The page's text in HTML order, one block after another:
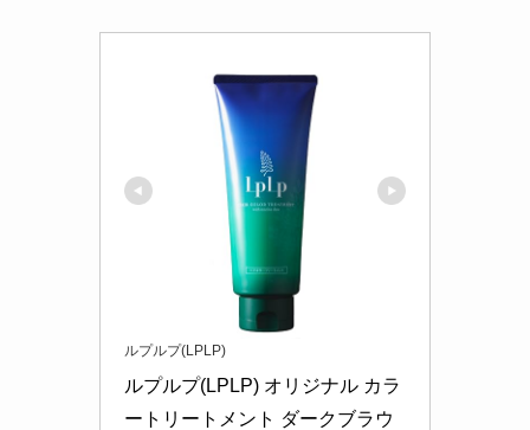
ルプルプ(LPLP)
ルプルプ(LPLP) オリジナル カラ
ートリートメント ダークブラウ